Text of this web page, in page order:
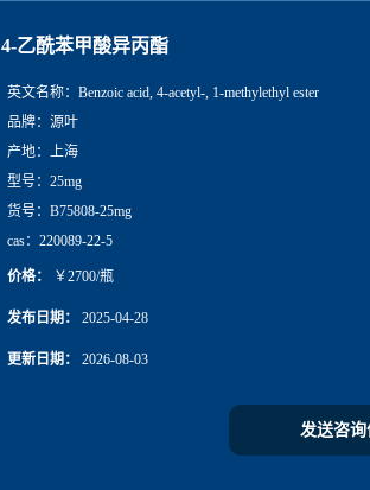
4-乙酰苯甲酸异丙酯
英文名称： Benzoic acid, 4-acetyl-, 1-methylethyl ester
品牌： 源叶
产地： 上海
型号： 25mg
货号： B75808-25mg
cas： 220089-22-5
价格： ￥2700/瓶
发布日期： 2025-04-28
更新日期： 2026-08-03
发送咨询